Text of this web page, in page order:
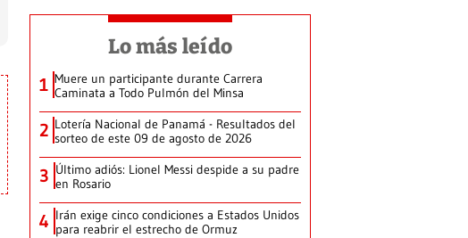
Lo más leído
1 Muere un participante durante Carrera
Caminata a Todo Pulmón del Minsa
2 Lotería Nacional de Panamá - Resultados del
sorteo de este 09 de agosto de 2026
3 Último adiós: Lionel Messi despide a su padre
en Rosario
4 Irán exige cinco condiciones a Estados Unidos
para reabrir el estrecho de Ormuz